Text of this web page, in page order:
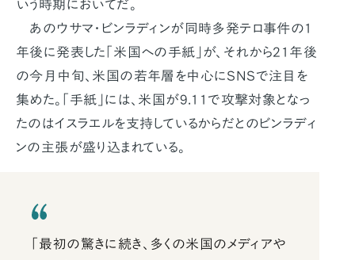
いう時期においてだ。
あのウサマ・ビンラディンが同時多発テロ事件の1
年後に発表した「米国への手紙」が、それから21年後
の今月中旬、米国の若年層を中心にSNSで注目を
集めた。「手紙」には、米国が9.11で攻撃対象となっ
たのはイスラエルを支持しているからだとのビンラディ
ンの主張が盛り込まれている。
「最初の驚きに続き、多くの米国のメディアや